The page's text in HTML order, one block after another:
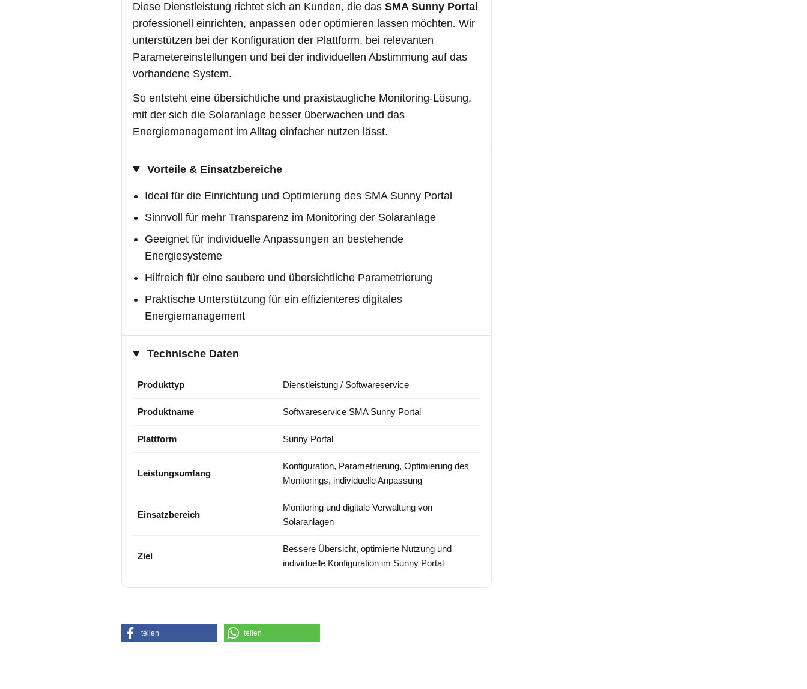
Diese Dienstleistung richtet sich an Kunden, die das SMA Sunny Portal
professionell einrichten, anpassen oder optimieren lassen möchten. Wir
unterstützen bei der Konfiguration der Plattform, bei relevanten
Parametereinstellungen und bei der individuellen Abstimmung auf das
vorhandene System.
So entsteht eine übersichtliche und praxistaugliche Monitoring-Lösung,
mit der sich die Solaranlage besser überwachen und das
Energiemanagement im Alltag einfacher nutzen lässt.
Vorteile & Einsatzbereiche
Ideal für die Einrichtung und Optimierung des SMA Sunny Portal
Sinnvoll für mehr Transparenz im Monitoring der Solaranlage
Geeignet für individuelle Anpassungen an bestehende
Energiesysteme
Hilfreich für eine saubere und übersichtliche Parametrierung
Praktische Unterstützung für ein effizienteres digitales
Energiemanagement
Technische Daten
Produkttyp Dienstleistung / Softwareservice
Produktname Softwareservice SMA Sunny Portal
Plattform Sunny Portal
Leistungsumfang
Konfiguration, Parametrierung, Optimierung des
Monitorings, individuelle Anpassung
Einsatzbereich
Monitoring und digitale Verwaltung von
Solaranlagen
Ziel
Bessere Übersicht, optimierte Nutzung und
individuelle Konfiguration im Sunny Portal
teilen teilen